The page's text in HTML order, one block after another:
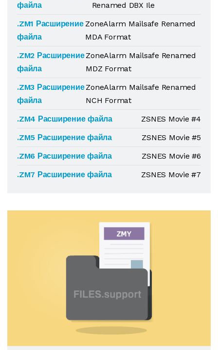
файла
Renamed DBX Ile
.ZM1 Расширение
файла
ZoneAlarm Mailsafe Renamed
MDA Format
.ZM2 Расширение
файла
ZoneAlarm Mailsafe Renamed
MDZ Format
.ZM3 Расширение
файла
ZoneAlarm Mailsafe Renamed
NCH Format
.ZM4 Расширение файла
ZSNES Movie #4
.ZM5 Расширение файла
ZSNES Movie #5
.ZM6 Расширение файла
ZSNES Movie #6
.ZM7 Расширение файла
ZSNES Movie #7